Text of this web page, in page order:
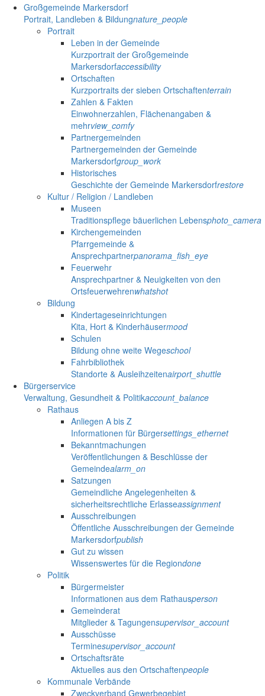
Großgemeinde Markersdorf
Portrait, Landleben & Bildungnature_people
Portrait
Leben in der Gemeinde
Kurzportrait der Großgemeinde
Markersdorfaccessibility
Ortschaften
Kurzportraits der sieben Ortschaftenterrain
Zahlen & Fakten
Einwohnerzahlen, Flächenangaben &
mehrview_comfy
Partnergemeinden
Partnergemeinden der Gemeinde
Markersdorfgroup_work
Historisches
Geschichte der Gemeinde Markersdorfrestore
Kultur / Religion / Landleben
Museen
Traditionspflege bäuerlichen Lebensphoto_camera
Kirchengemeinden
Pfarrgemeinde &
Ansprechpartnerpanorama_fish_eye
Feuerwehr
Ansprechpartner & Neuigkeiten von den
Ortsfeuerwehrenwhatshot
Bildung
Kindertageseinrichtungen
Kita, Hort & Kinderhäusermood
Schulen
Bildung ohne weite Wegeschool
Fahrbibliothek
Standorte & Ausleihzeitenairport_shuttle
Bürgerservice
Verwaltung, Gesundheit & Politikaccount_balance
Rathaus
Anliegen A bis Z
Informationen für Bürgersettings_ethernet
Bekanntmachungen
Veröffentlichungen & Beschlüsse der
Gemeindealarm_on
Satzungen
Gemeindliche Angelegenheiten &
sicherheitsrechtliche Erlasseassignment
Ausschreibungen
Öffentliche Ausschreibungen der Gemeinde
Markersdorfpublish
Gut zu wissen
Wissenswertes für die Regiondone
Politik
Bürgermeister
Informationen aus dem Rathausperson
Gemeinderat
Mitglieder & Tagungensupervisor_account
Ausschüsse
Terminesupervisor_account
Ortschaftsräte
Aktuelles aus den Ortschaftenpeople
Kommunale Verbände
Zweckverband Gewerbegebiet